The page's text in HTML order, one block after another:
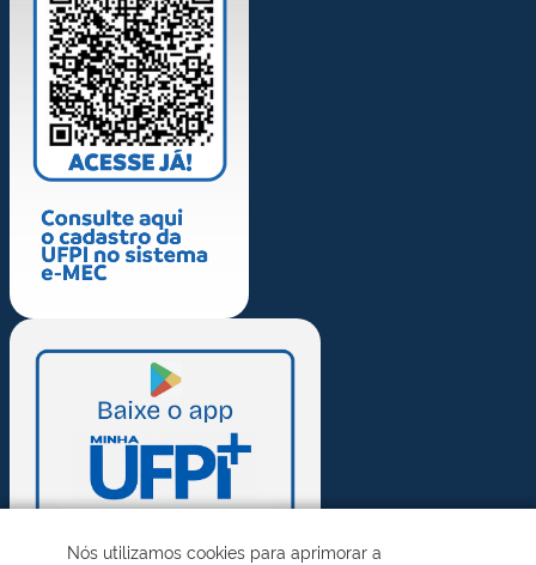
Nós utilizamos cookies para aprimorar a